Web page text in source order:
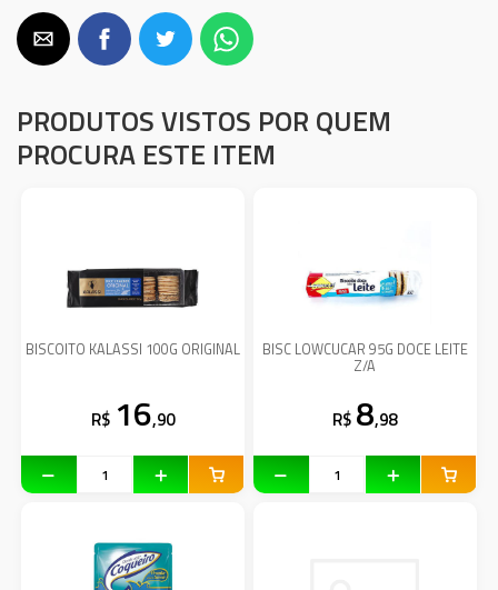
PRODUTOS VISTOS POR QUEM
PROCURA ESTE ITEM
BISCOITO KALASSI 100G ORIGINAL
R$ 16,90
BISC LOWCUCAR 95G DOCE LEITE
Z/A
R$ 8,98